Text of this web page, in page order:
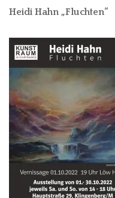
Heidi Hahn „Fluchten“